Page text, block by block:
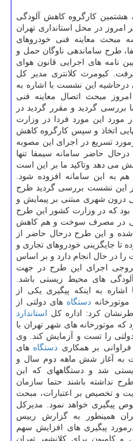
هشتمین كارگروه كاهش آلودگی
۹۷ قبل از ظهر امروز در محل استانداری تهران
مبحث معاینه فنی خودروهای
طرح ساماندهی ناوگان حمل و
نامه های اجرایی قانون هوای
كیومرث كلانتری مدیر كل
این نشست با اشاره به
مبحث اتصال معاینه فنی
بررسی گردید و مقرر گردید در
این مورد فردا در وزارت
اتخاذ و سپس كارگروه كاهش
تسریع در اجرای این مصوبه
درحال حاضر سامانه سیمفا تنها
می دهد وتاكید ما بر این است
به این سامانه افزوده شود.
این نشست بررسی گردید طرح
درون شهری مبتنی بر پیمایش و
كه در وزارت كشور این طرح
در مصرف سوخت و هم كاهش
و این طرح درحال حاضر از
تا جایگزینی خودروهای تجاری و
در حال انجام دارد و بر اساس
اجرای این طرح در جهت
های محیط زیستی باشد.
اشاره به اینكه پیگیری یكی از
دستگاه های دولتی از
كرد: اداره كل
استاندارد
كه موتورخانه های شهر تهران با
دولتی را تست و آزمایش كند. وی
بر همكاری دستگاه های
به آغاز شش ماهه دوم سال و
شد و دستگاههای كه این
نداشته باشند حتما سازمان
و تخصیص بر اعتبارات، مبحث
پیگیری خواهد نمود. مدیركل
همینطور به گزارش رییس
پیگیری های افزایش سهم
و كامیون برای كلانشهر تهران